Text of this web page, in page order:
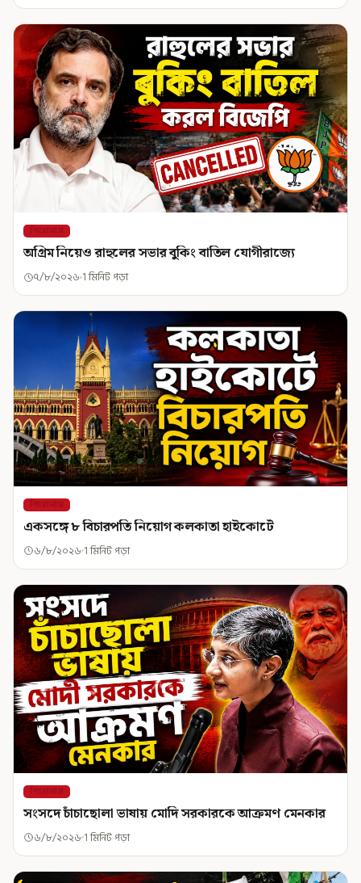
শিরোনাম
অগ্রিম নিয়েও রাহুলের সভার বুকিং বাতিল যোগীরাজ্যে
৭/৮/২০২৬ 1 মিনিট পড়া
শিরোনাম
একসঙ্গে ৮ বিচারপতি নিয়োগ কলকাতা হাইকোর্টে
৬/৮/২০২৬ 1 মিনিট পড়া
শিরোনাম
সংসদে চাঁচাছোলা ভাষায় মোদি সরকারকে আক্রমণ মেনকার
৬/৮/২০২৬ 1 মিনিট পড়া